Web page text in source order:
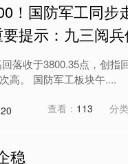
！国防军工同步
提示：九三阅
落收于3800.35点，创指
高。 国防军工板块午....
查看： 113 分
稳